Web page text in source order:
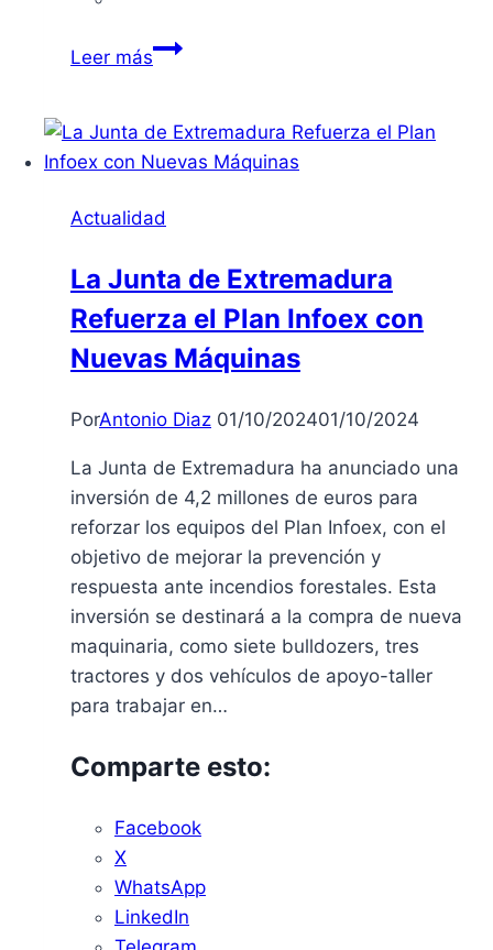
Leer másSol
termómetros
al
disfruta
2
de
septiembre
en
Actualidad
La Junta de Extremadura
Refuerza el Plan Infoex con
Nuevas Máquinas
PorAntonio Diaz 01/10/202401/10/2024
La Junta de Extremadura ha anunciado una
inversión de 4,2 millones de euros para
reforzar los equipos del Plan Infoex, con el
objetivo de mejorar la prevención y
respuesta ante incendios forestales. Esta
inversión se destinará a la compra de nueva
maquinaria, como siete bulldozers, tres
tractores y dos vehículos de apoyo-taller
para trabajar en…
Comparte esto:
Facebook
X
WhatsApp
LinkedIn